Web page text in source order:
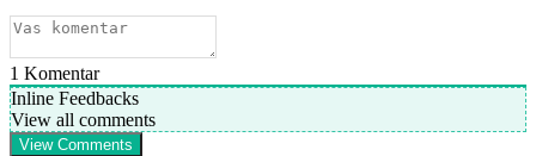
1 Komentar
Inline Feedbacks
View all comments
View Comments